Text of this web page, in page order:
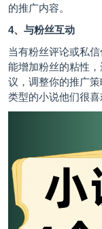
的推广内容。
4、与粉丝互动
当有粉丝评论或私
能增加粉丝的粘性
议，调整你的推广
类型的小说他们很喜